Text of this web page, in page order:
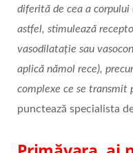
diferită de cea a corpului
astfel, stimulează
vasodilatație sau
aplică nămol rece),
complexe ce se transmit
punctează specialista